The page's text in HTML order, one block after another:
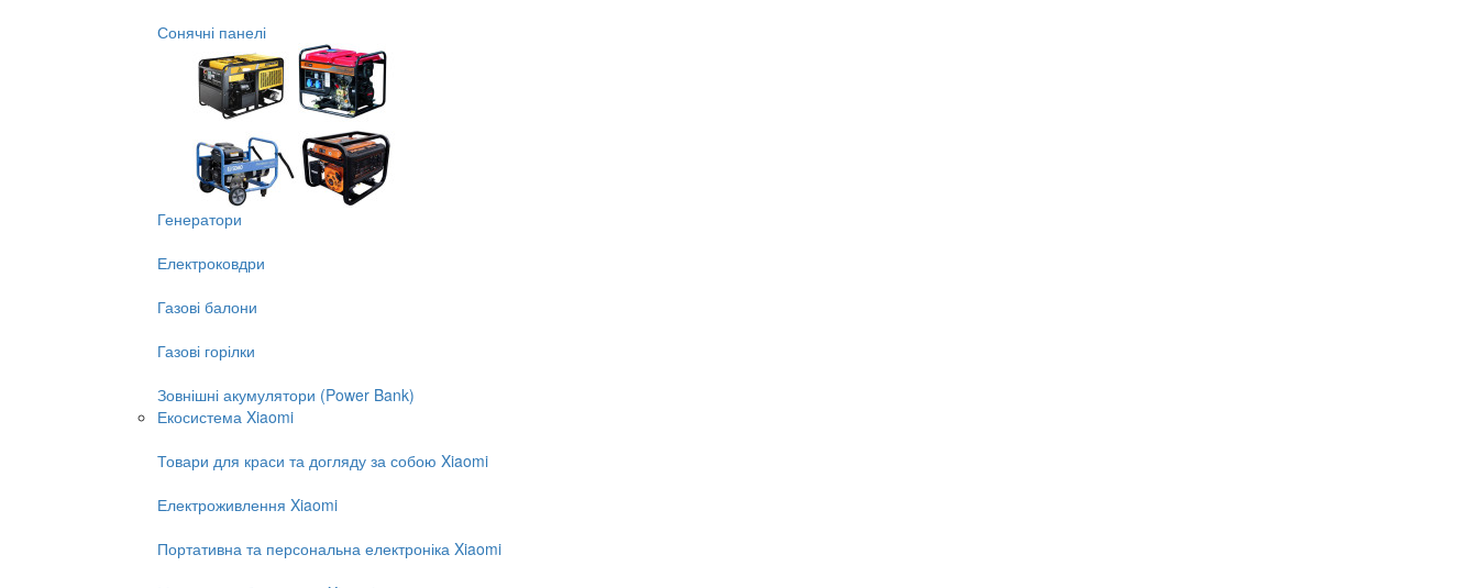
Сонячні панелі
Генератори
Електроковдри
Газові балони
Газові горілки
Зовнішні акумулятори (Power Bank)
Екосистема Xiaomi
Товари для краси та догляду за собою Xiaomi
Електроживлення Xiaomi
Портативна та персональна електроніка Xiaomi